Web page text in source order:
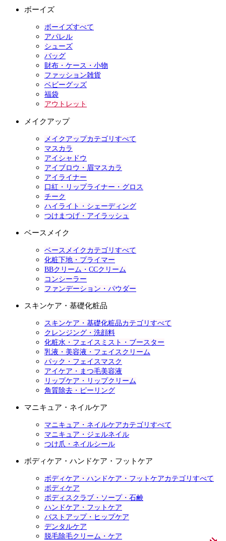
ボーイズ
ボーイズすべて
アパレル
シューズ
バッグ
財布・ケース・小物
ファッション雑貨
ベビーグッズ
福袋
アウトレット
メイクアップ
メイクアップカテゴリすべて
マスカラ
アイシャドウ
アイブロウ・眉マスカラ
アイライナー
口紅・リップライナー・グロス
チーク
ハイライト・シェーディング
つけまつげ・アイラッシュ
ベースメイク
ベースメイクカテゴリすべて
化粧下地・プライマー
BBクリーム・CCクリーム
コンシーラー
ファンデーション・パウダー
スキンケア・基礎化粧品
スキンケア・基礎化粧品カテゴリすべて
クレンジング・洗顔料
化粧水・フェイスミスト・ブースター
乳液・美容液・フェイスクリーム
パック・フェイスマスク
アイケア・まつ毛美容液
リップケア・リップクリーム
角質除去・ピーリング
マニキュア・ネイルケア
マニキュア・ネイルケアカテゴリすべて
マニキュア・ジェルネイル
つけ爪・ネイルシール
ボディケア・ハンドケア・フットケア
ボディケア・ハンドケア・フットケアカテゴリすべて
ボディケア
ボディスクラブ・ソープ・石鹸
ハンドケア・フットケア
バストアップ・ヒップケア
デンタルケア
脱毛除毛クリーム・ケア